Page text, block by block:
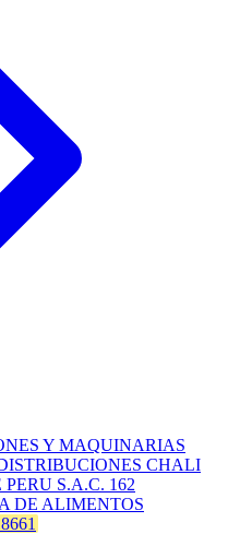
Y MAQUINARIAS
CHALI
PERU S.A.C. 162
DE ALIMENTOS